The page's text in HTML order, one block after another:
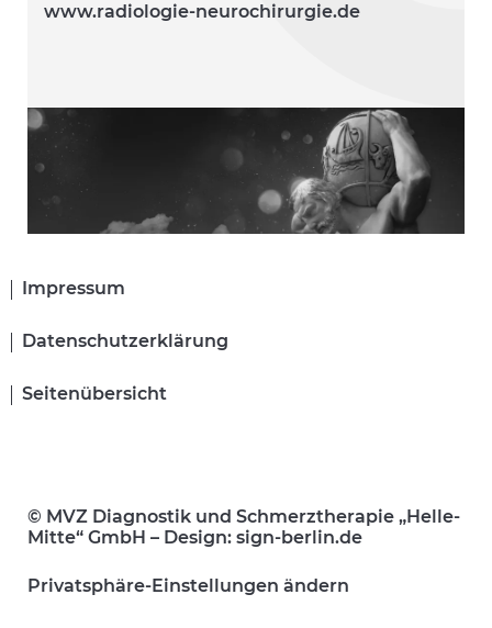
www.radiologie-neurochirurgie.de
Navigation
Impressum
Datenschutzerklärung
Seitenübersicht
© MVZ Diagnostik und Schmerztherapie „Helle-
Mitte“ GmbH – Design: sign-berlin.de
Privatsphäre-Einstellungen ändern